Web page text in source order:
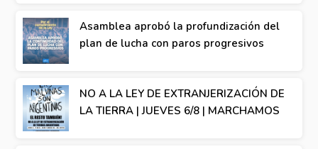
Asamblea aprobó la profundización del
plan de lucha con paros progresivos
NO A LA LEY DE EXTRANJERIZACIÓN DE
LA TIERRA | JUEVES 6/8 | MARCHAMOS